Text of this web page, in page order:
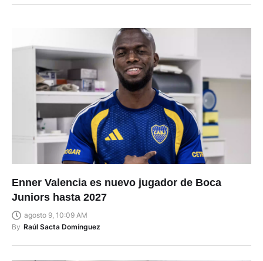
Enner Valencia es nuevo jugador de Boca
Juniors hasta 2027
agosto 9, 10:09 AM
By Raúl Sacta Domínguez